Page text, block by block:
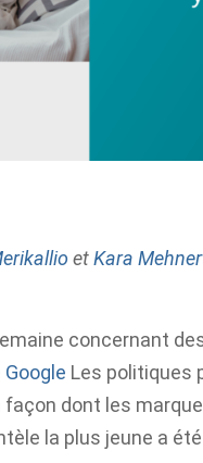
etKara
concernant
Google Les politiques
dont les
la plus jeune a